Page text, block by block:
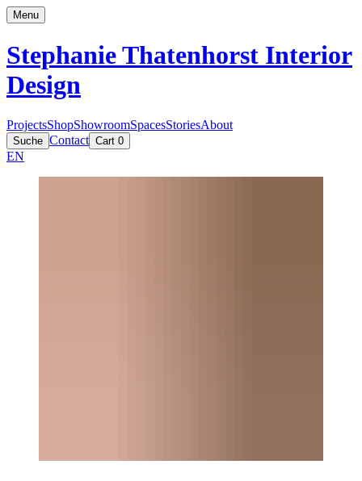
Menu
Stephanie Thatenhorst Interior
Design
ProjectsShopShowroomSpacesStoriesAbout
Suche Contact Cart 0
EN